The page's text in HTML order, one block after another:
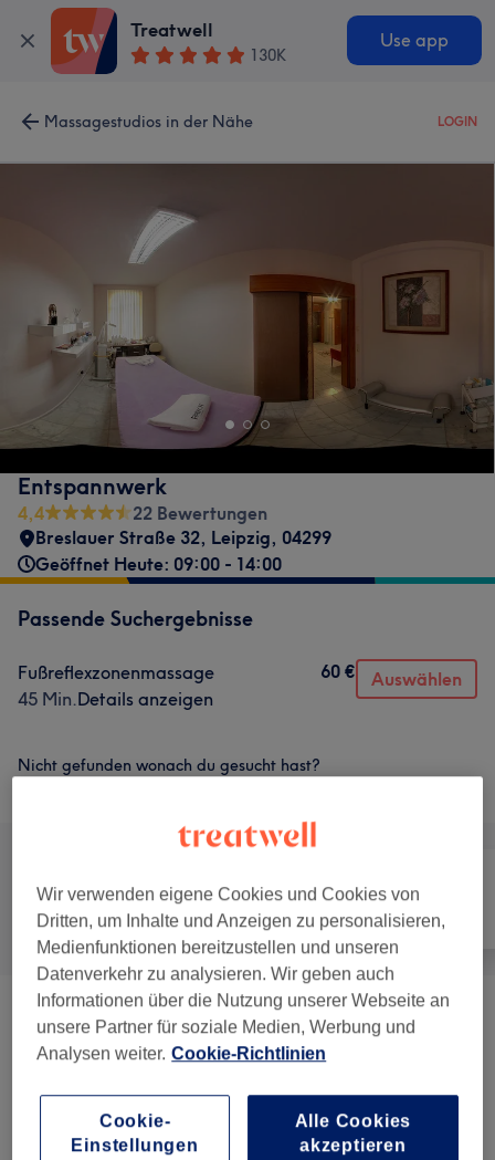
Treatwell
130K
Use app
Massagestudios in der Nähe LOGIN
Entspannwerk
4,4
22 Bewertungen
Breslauer Straße 32, Leipzig, 04299
Geöffnet Heute: 09:00 - 14:00
Passende Suchergebnisse
Fußreflexzonenmassage
45 Min.Details anzeigen
60 € Auswählen
Nicht gefunden wonach du gesucht hast?
Alle Massage Körper
BMS-Angebot (1 ) 95 €
ab 60 €
Wir verwenden eigene Cookies und Cookies von
Dritten, um Inhalte und Anzeigen zu personalisieren,
Medienfunktionen bereitzustellen und unseren
Datenverkehr zu analysieren. Wir geben auch
Informationen über die Nutzung unserer Webseite an
unsere Partner für soziale Medien, Werbung und
Analysen weiter. Cookie-Richtlinien
Cookie-
Einstellungen
Alle Cookies
akzeptieren